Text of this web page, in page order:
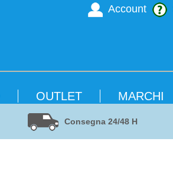
Account
OUTLET MARCHI
Consegna 24/48 H